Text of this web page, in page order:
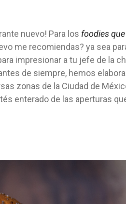
nuevo! Para los foodies
me recomiendas? ya sea
impresionar a tu jefe de la
de siempre, hemos
zonas de la Ciudad de
enterado de las aperturas